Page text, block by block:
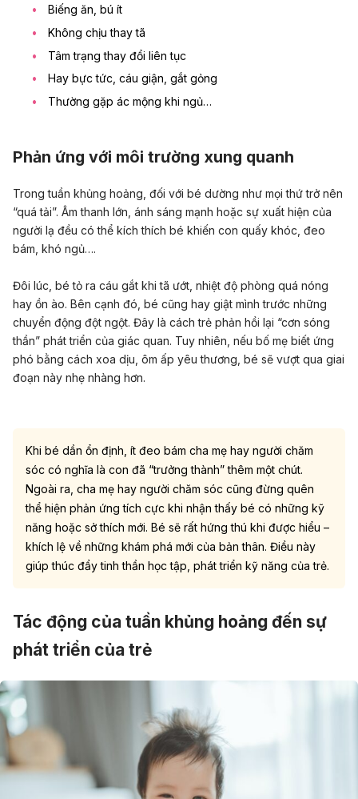
Biếng ăn, bú ít
Không chịu thay tã
Tâm trạng thay đổi liên tục
Hay bực tức, cáu giận, gắt gỏng
Thường gặp ác mộng khi ngủ…
Phản ứng với môi trường xung quanh
Trong tuần khủng hoảng, đối với bé dường như mọi thứ trở nên
“quá tải”. Âm thanh lớn, ánh sáng mạnh hoặc sự xuất hiện của
người lạ đều có thể kích thích bé khiến con quấy khóc, đeo
bám, khó ngủ….
Đôi lúc, bé tỏ ra cáu gắt khi tã ướt, nhiệt độ phòng quá nóng
hay ồn ào. Bên cạnh đó, bé cũng hay giật mình trước những
chuyển động đột ngột. Đây là cách trẻ phản hồi lại “cơn sóng
thần” phát triển của giác quan. Tuy nhiên, nếu bố mẹ biết ứng
phó bằng cách xoa dịu, ôm ấp yêu thương, bé sẽ vượt qua giai
đoạn này nhẹ nhàng hơn.
Khi bé dần ổn định, ít đeo bám cha mẹ hay người chăm
sóc có nghĩa là con đã “trưởng thành” thêm một chút.
Ngoài ra, cha mẹ hay người chăm sóc cũng đừng quên
thể hiện phản ứng tích cực khi nhận thấy bé có những kỹ
năng hoặc sở thích mới. Bé sẽ rất hứng thú khi được hiểu –
khích lệ về những khám phá mới của bản thân. Điều này
giúp thúc đẩy tinh thần học tập, phát triển kỹ năng của trẻ.
Tác động của tuần khủng hoảng đến sự
phát triển của trẻ